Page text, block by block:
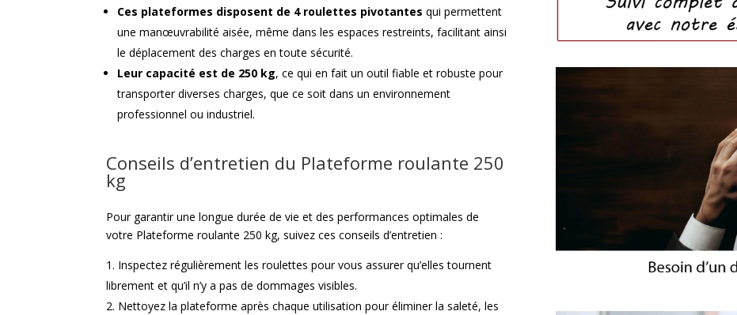
Ces plateformes disposent de 4 roulettes pivotantes qui permettent
une manœuvrabilité aisée, même dans les espaces restreints, facilitant ainsi
le déplacement des charges en toute sécurité.
Leur capacité est de 250 kg, ce qui en fait un outil fiable et robuste pour
transporter diverses charges, que ce soit dans un environnement
professionnel ou industriel.
Conseils d’entretien du Plateforme roulante 250
kg
Pour garantir une longue durée de vie et des performances optimales de
votre Plateforme roulante 250 kg, suivez ces conseils d’entretien :
Inspectez régulièrement les roulettes pour vous assurer qu’elles tournent
librement et qu’il n’y a pas de dommages visibles.
Nettoyez la plateforme après chaque utilisation pour éliminer la saleté, les